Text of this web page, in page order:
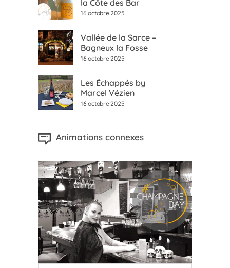
la Côte des Bar
16 octobre 2025
Vallée de la Sarce –
Bagneux la Fosse
16 octobre 2025
Les Échappés by
Marcel Vézien
16 octobre 2025
Animations connexes